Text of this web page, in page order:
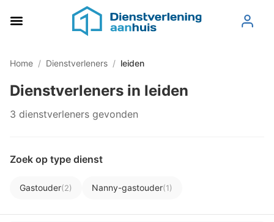
Home / Dienstverleners / leiden
Dienstverleners in leiden
3 dienstverleners gevonden
Zoek op type dienst
Gastouder(2) Nanny-gastouder(1)